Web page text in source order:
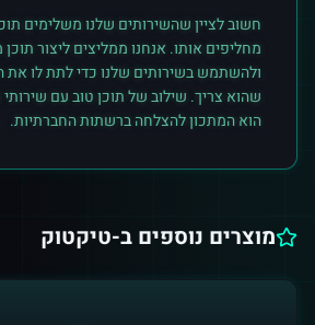
חשוב לציין שהשירותים שלנו משלימים
מחליפים אותו. אנחנו ממליצים ליצור תוכן
ולהשתמש בשירותים שלנו כדי לתת לו את
שהוא צריך. שילוב של תוכן טוב עם שירותי
הוא המתכון להצלחה ברשתות החברתיות.
מוצרים נוספים ב-טיקטוק